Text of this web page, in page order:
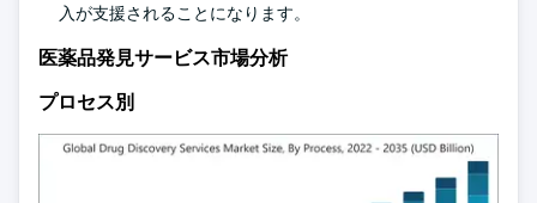
入が支援されることになります。
医薬品発見サービス市場分析
プロセス別